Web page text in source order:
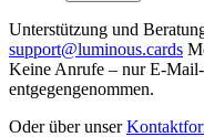
Unterstützung und
support@luminous.cards
Keine Anrufe – nur E-
entgegengenommen.
Oder über unser